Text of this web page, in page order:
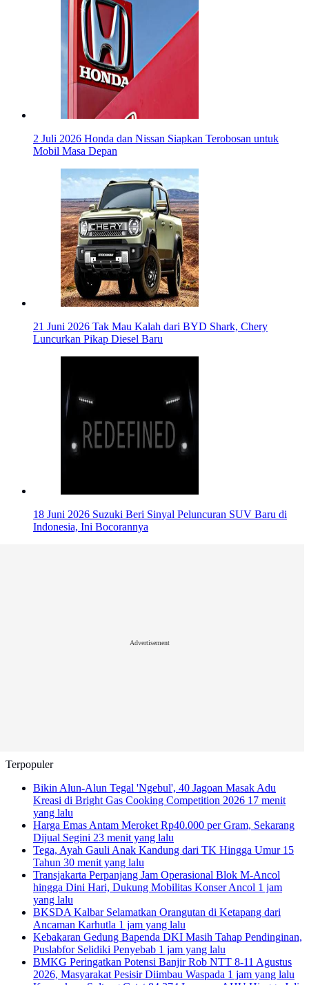
2 Juli 2026 Honda dan Nissan Siapkan Terobosan untuk
Mobil Masa Depan
21 Juni 2026 Tak Mau Kalah dari BYD Shark, Chery
Luncurkan Pikap Diesel Baru
18 Juni 2026 Suzuki Beri Sinyal Peluncuran SUV Baru di
Indonesia, Ini Bocorannya
Advertisement
Terpopuler
Bikin Alun-Alun Tegal 'Ngebul', 40 Jagoan Masak Adu
Kreasi di Bright Gas Cooking Competition 2026 17 menit
yang lalu
Harga Emas Antam Meroket Rp40.000 per Gram, Sekarang
Dijual Segini 23 menit yang lalu
Tega, Ayah Gauli Anak Kandung dari TK Hingga Umur 15
Tahun 30 menit yang lalu
Transjakarta Perpanjang Jam Operasional Blok M-Ancol
hingga Dini Hari, Dukung Mobilitas Konser Ancol 1 jam
yang lalu
BKSDA Kalbar Selamatkan Orangutan di Ketapang dari
Ancaman Karhutla 1 jam yang lalu
Kebakaran Gedung Bapenda DKI Masih Tahap Pendinginan,
Puslabfor Selidiki Penyebab 1 jam yang lalu
BMKG Peringatkan Potensi Banjir Rob NTT 8-11 Agustus
2026, Masyarakat Pesisir Diimbau Waspada 1 jam yang lalu